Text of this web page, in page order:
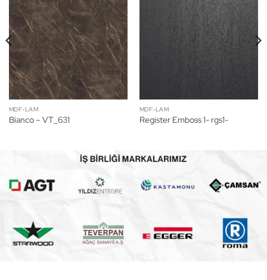
MDF-LAM
Bianco – VT_631
MDF-LAM
Register Emboss 1- rgs1-